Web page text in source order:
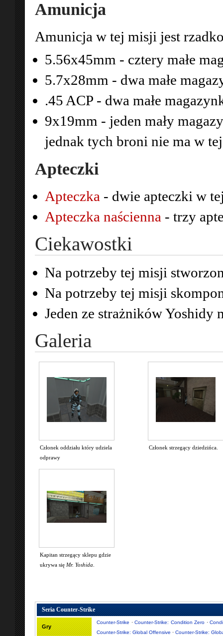
Amunicja
Amunicja w tej misji jest
5.56x45mm - cztery małe
5.7x28mm - dwa małe
.45 ACP - dwa małe
9x19mm - jeden mały
jednak tych broni nie ma w
Apteczki
Apteczka - dwie apteczki w
Apteczka naścienna - trzy
Ciekawostki
Na potrzeby tej misji
Na potrzeby tej misji
Jeden ze strażników Yoshidy
Galeria
Członek oddziału który udziela
odprawy
Członek strzegący dziedzińca.
Kapitan strzegący sklepu gdzie
ukrywa się Mr. Yoshida
Seria Counter-Strike
Gry
Counter-Strike ·Counter-Strike: Condition Zero ·
Counter-Strike: Global Offensive · Counter-Strike: